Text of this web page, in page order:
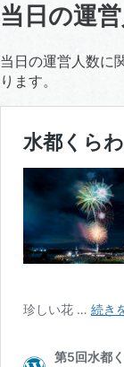
当日の運
当日の運営人数に
ります。